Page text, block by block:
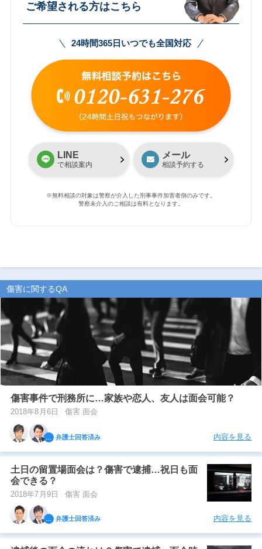
ご希望される方はこちら
24時間365日いつでも全国対応
LINE
で相談案内
メール
相談予約する
※無料相談の対象は警察が介入した刑事事件加害者側のみです。
警察未介入のご相談は有料となります。
傷害に関するQA
傷害事件で刑務所に…家族や恋人、友人は面会可能？
2018年8月6日 傷害 面会
弁護士回答済み 内容を見る
土日の留置場面会は？傷害で逮捕…祝日も面
会できる？
2018年7月9日 傷害 面会
弁護士回答済み 内容を見る